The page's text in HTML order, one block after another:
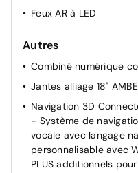
Feux AR à LED
Autres
Combiné numérique
Jantes alliage 18"
Navigation 3D
- Système de
vocale avec langage
personnalisable avec
PLUS additionnels